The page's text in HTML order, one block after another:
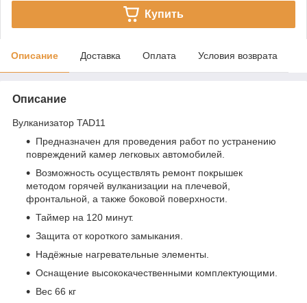
Купить
Описание Доставка Оплата Условия возврата
Описание
Вулканизатор TAD11
Предназначен для проведения работ по устранению
повреждений камер легковых автомобилей.
Возможность осуществлять ремонт покрышек
методом горячей вулканизации на плечевой,
фронтальной, а также боковой поверхности.
Таймер на 120 минут.
Защита от короткого замыкания.
Надёжные нагревательные элементы.
Оснащение высококачественными комплектующими.
Вес 66 кг